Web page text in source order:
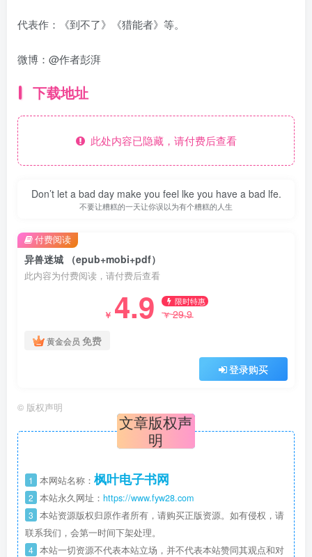
代表作：《到不了》《猎能者》等。
微博：@作者彭湃
下载地址
此处内容已隐藏，请付费后查看
Don’t let a bad day make you feel lke you have a bad lfe.
不要让糟糕的一天让你误以为有个糟糕的人生
异兽迷城 （epub+mobi+pdf）
此内容为付费阅读，请付费后查看
￥ 4.9 限时特惠
￥29.9
黄金会员 免费
登录购买
付费阅读
© 版权声明
文章版权声
明
1 本网站名称： 枫叶电子书网
2 本站永久网址： https://www.fyw28.com
3 本站资源版权归原作者所有，请购买正版资源。如有侵权，请
联系我们，会第一时间下架处理。
4 本站一切资源不代表本站立场，并不代表本站赞同其观点和对